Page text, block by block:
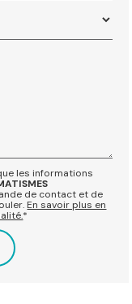
les informations
de contact et de
En savoir plus en
*